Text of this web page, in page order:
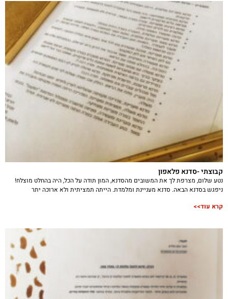
קבוצתי -סדנא פלאפון
נטע שלום, מצרפת לך את המשובים מהסדנא, המון תודה על הכל, היה בהחלט מוצלח!
ניפגש בסדנא הבאה. סדנא מעניינת ומלמדת. הייתה תמציתית ולא ארוכה יתר
קרא עוד>>